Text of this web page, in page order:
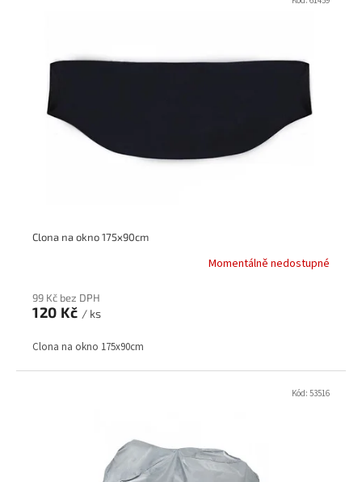
Clona na okno 175x90cm
Momentálně nedostupné
99 Kč bez DPH
120 Kč / ks
Clona na okno 175x90cm
Kód: 53516